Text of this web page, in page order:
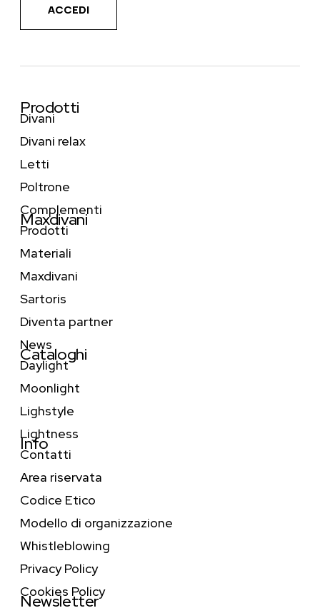
ACCEDI
Prodotti
Divani
Divani relax
Letti
Poltrone
Complementi
Maxdivani
Prodotti
Materiali
Maxdivani
Sartoris
Diventa partner
News
Cataloghi
Daylight
Moonlight
Lighstyle
Lightness
Info
Contatti
Area riservata
Codice Etico
Modello di organizzazione
Whistleblowing
Privacy Policy
Cookies Policy
Newsletter